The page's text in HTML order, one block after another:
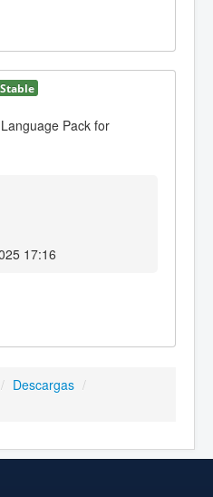
Stable
Pack for
17:16
/ Descargas /